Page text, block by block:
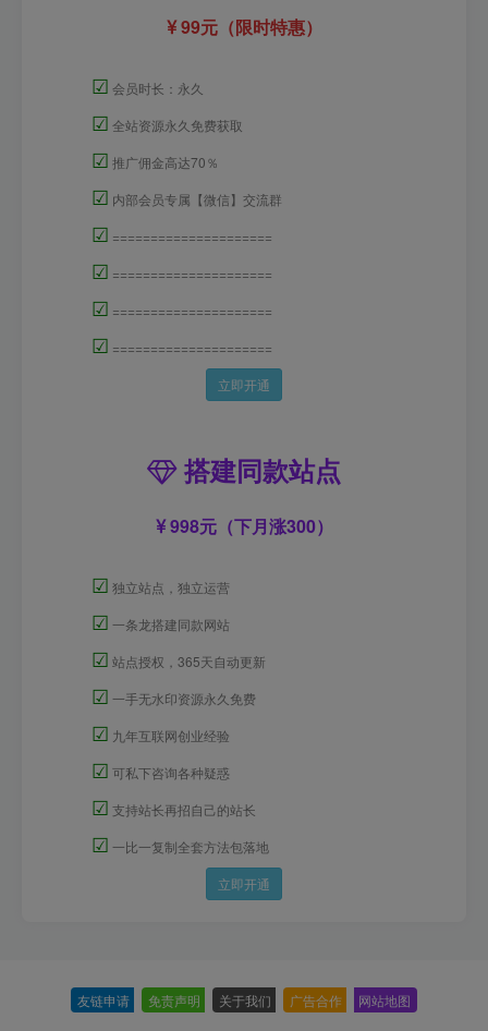
99元（限时特惠）
☑ 会员时长：永久
☑ 全站资源永久免费获取
☑ 推广佣金高达70％
☑ 内部会员专属【微信】交流群
☑ =====================
☑ =====================
☑ =====================
☑ =====================
立即开通
搭建同款站点
998元（下月涨300）
☑ 独立站点，独立运营
☑ 一条龙搭建同款网站
☑ 站点授权，365天自动更新
☑ 一手无水印资源永久免费
☑ 九年互联网创业经验
☑ 可私下咨询各种疑惑
☑ 支持站长再招自己的站长
☑ 一比一复制全套方法包落地
立即开通
友链申请 免责声明 关于我们 广告合作 网站地图